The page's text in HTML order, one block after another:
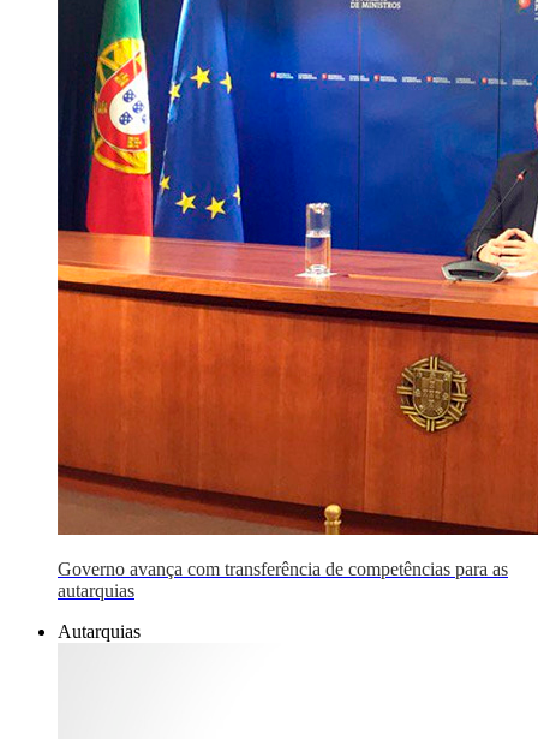
Governo avança com transferência de competências para as
autarquias
Autarquias